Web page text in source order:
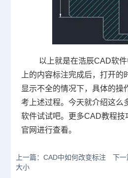
以上就是在浩辰CAD软
上的内容标注完成后，打开的
显示不全的情况下，具体的操
考上述过程。今天就介绍这么
软件试试吧。更多CAD教程技
官网进行查看。
上一篇：CAD中如何改变标注
大小
下一